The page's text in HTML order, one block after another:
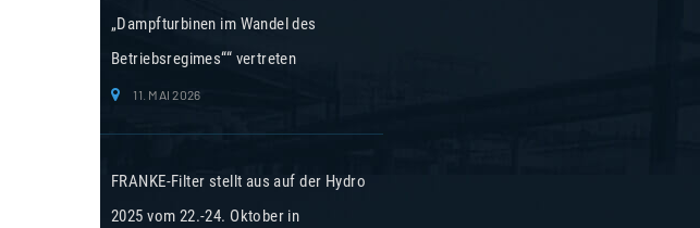
„Dampfturbinen im Wandel des
Betriebsregimes““ vertreten
11. MAI 2026
FRANKE-Filter stellt aus auf der Hydro
2025 vom 22.-24. Oktober in